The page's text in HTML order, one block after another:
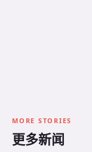
MORE STORIES
更多新闻